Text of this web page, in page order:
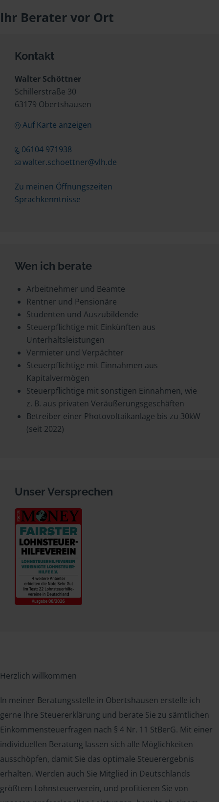
Ihr Berater vor Ort
Kontakt
Walter Schöttner
Schillerstraße 30
63179 Obertshausen
Auf Karte anzeigen
06104 971938
walter.schoettner@vlh.de
Zu meinen Öffnungszeiten
Sprachkenntnisse
Wen ich berate
Arbeitnehmer und Beamte
Rentner und Pensionäre
Studenten und Auszubildende
Steuerpflichtige mit Einkünften aus
Unterhaltsleistungen
Vermieter und Verpächter
Steuerpflichtige mit Einnahmen aus
Kapitalvermögen
Steuerpflichtige mit sonstigen Einnahmen, wie
z. B. aus privaten Veräußerungsgeschäften
Betreiber einer Photovoltaikanlage bis zu 30kW
(seit 2022)
Unser Versprechen
Herzlich willkommen
In meiner Beratungsstelle in Obertshausen erstelle ich
gerne Ihre Steuererklärung und berate Sie zu sämtlichen
Einkommensteuerfragen nach § 4 Nr. 11 StBerG. Mit einer
individuellen Beratung lassen sich alle Möglichkeiten
ausschöpfen, damit Sie das optimale Steuerergebnis
erhalten. Werden auch Sie Mitglied in Deutschlands
größtem Lohnsteuerverein, und profitieren Sie von